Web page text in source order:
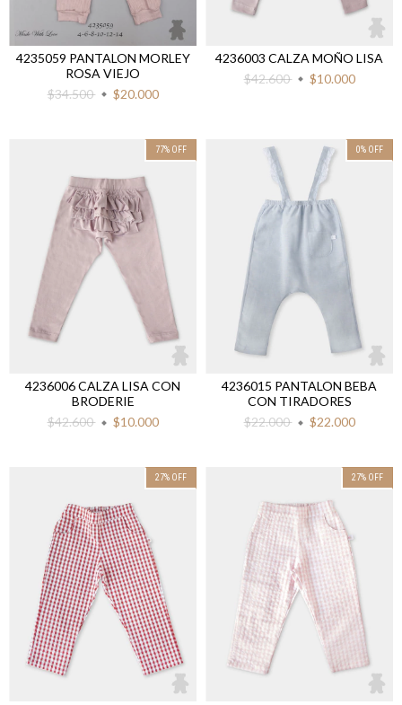
4235059 PANTALON MORLEY
ROSA VIEJO
$34.500
$20.000
4236003 CALZA MOÑO LISA
$42.600
$10.000
77% OFF
4236006 CALZA LISA CON
BRODERIE
$42.600
$10.000
0% OFF
4236015 PANTALON BEBA
CON TIRADORES
$22.000
$22.000
27% OFF 27% OFF